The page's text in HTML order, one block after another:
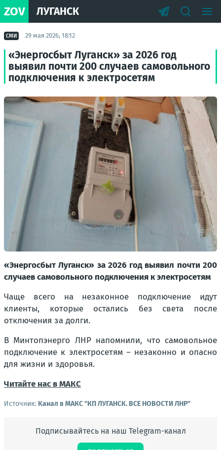
ZOV ЛУГАНСК
СМИ 29 мая 2026, 18:12
«Энергосбыт Луганск» за 2026 год
выявил почти 200 случаев самовольного
подключения к электросетям
«Энергосбыт Луганск» за 2026 год выявил почти 200
случаев самовольного подключения к электросетям
Чаще всего на незаконное подключение идут
клиенты, которые остались без света после
отключения за долги.
В Минтопэнерго ЛНР напомнили, что самовольное
подключение к электросетям – незаконно и опасно
для жизни и здоровья.
Читайте нас в МАКС
Источник: Канал в МАКС "КП ЛУГАНСК. ВСЕ НОВОСТИ ЛНР"
Подписывайтесь на наш Telegram-канал